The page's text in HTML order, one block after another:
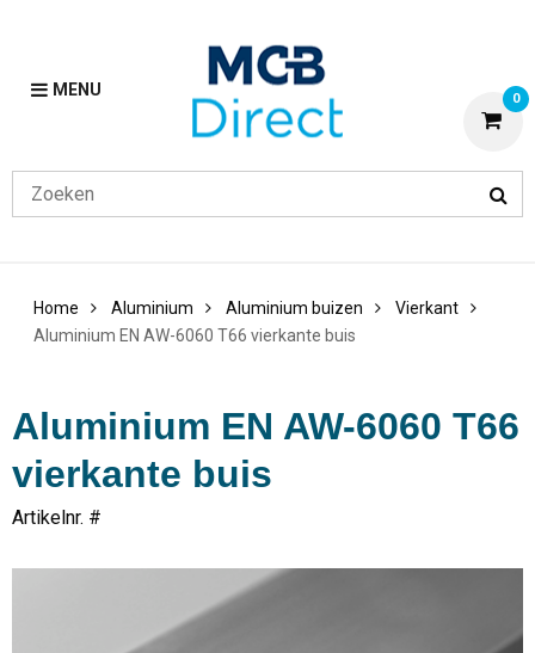
MENU 0
Home Aluminium Aluminium buizen
Vierkant
Aluminium EN AW-6060 T66 vierkante buis
Aluminium EN AW-6060 T66
vierkante buis
Artikelnr. #